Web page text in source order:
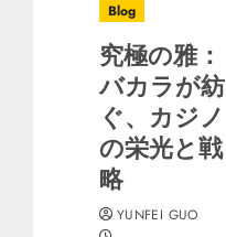
Blog
究極の雅：
バカラが紡
ぐ、カジノ
の栄光と戦
略
YUNFEI GUO